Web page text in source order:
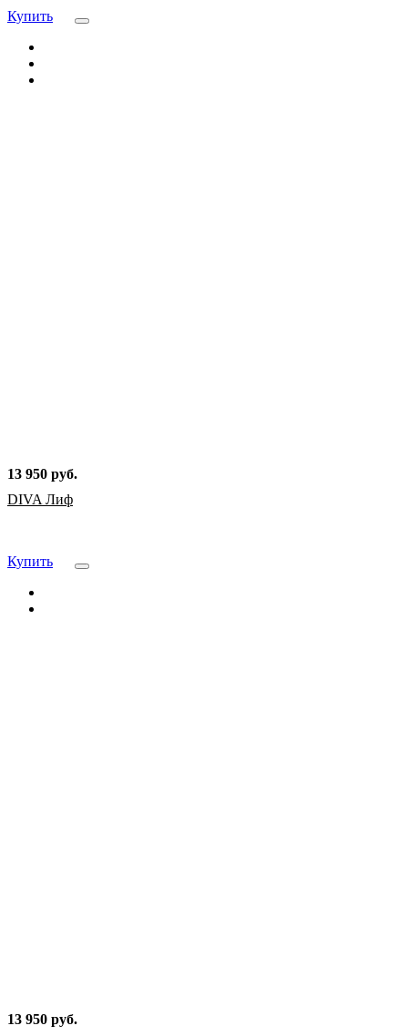
Купить
13 950 руб.
DIVA Лиф
Купить
13 950 руб.